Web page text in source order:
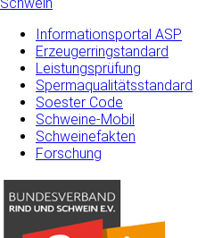
Informationsportal ASP
Erzeugerringstandard
Leistungsprüfung
Spermaqualitätsstandard
Soester Code
Schweine-Mobil
Schweinefakten
Forschung